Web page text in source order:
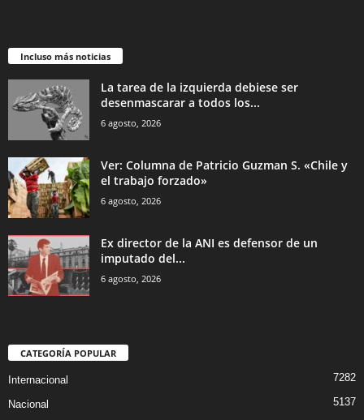
Incluso más noticias
La tarea de la izquierda debiese ser
desenmascarar a todos los...
6 agosto, 2026
Ver: Columna de Patricio Guzman S. «Chile y
el trabajo forzado»
6 agosto, 2026
Ex director de la ANI es defensor de un
imputado del...
6 agosto, 2026
CATEGORÍA POPULAR
Internacional 7282
Nacional 5137